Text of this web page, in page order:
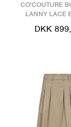
CO'COUTURE
LANNY LACE
DKK